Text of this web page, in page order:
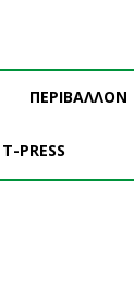
ΠΕΡΙΒΑΛΛΟΝ
T-PRESS